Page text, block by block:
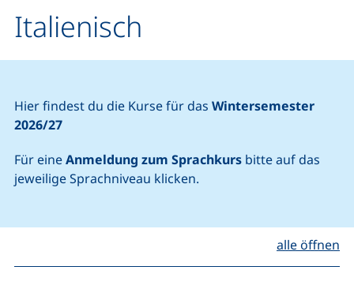
Italienisch
Hier findest du die Kurse für das Wintersemester
2026/27
Für eineAnmeldung zum Sprachkurs bitte auf das
jeweilige Sprachniveau klicken.
alle öffnen